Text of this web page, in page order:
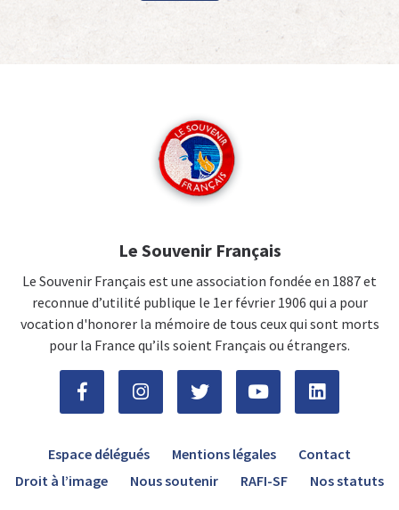
Le Souvenir Français
Le Souvenir Français est une association fondée en 1887 et
reconnue d’utilité publique le 1er février 1906 qui a pour
vocation d'honorer la mémoire de tous ceux qui sont morts
pour la France qu’ils soient Français ou étrangers.
Espace délégués Mentions légales
Contact
Droit à l’image
Nous soutenir RAFI-SF Nos statuts